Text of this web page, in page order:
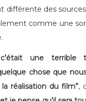
différente des sources
comme une
c’était une terrible
chose que
la réalisation du film”,